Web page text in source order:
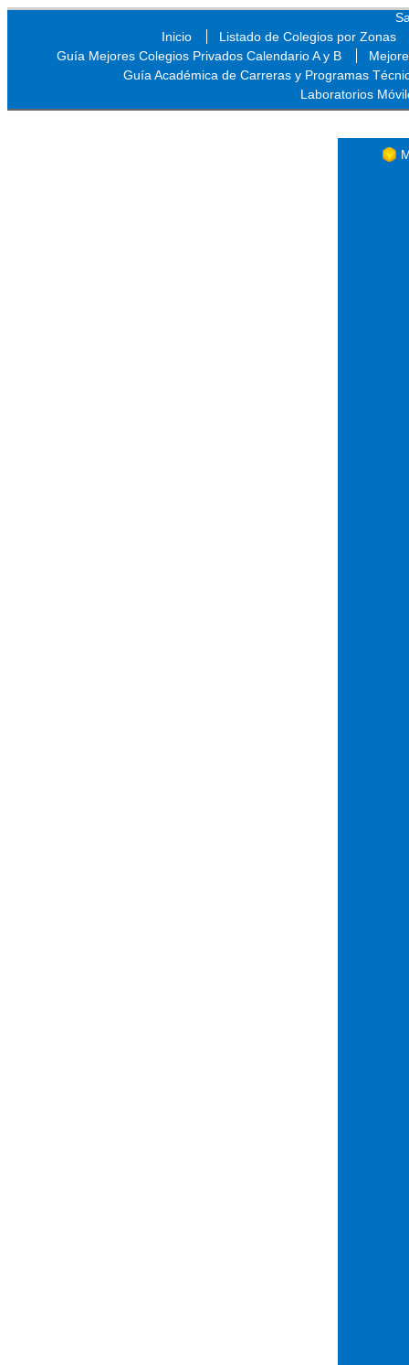
Inicio
Listado de Colegios por Zonas
Guía Mejores Colegios Privados Calendario A y B
Guía Académica de Carreras y Programas
Laboratorios